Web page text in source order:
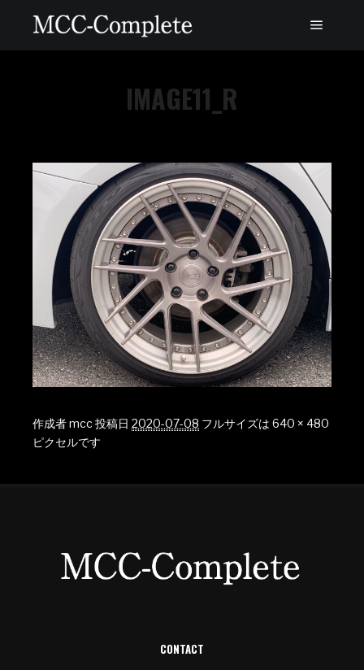
IMAGE11_R
作成者mcc投稿日 2020-07-08 フルサイズは 640 × 480
ピクセルです
CONTACT